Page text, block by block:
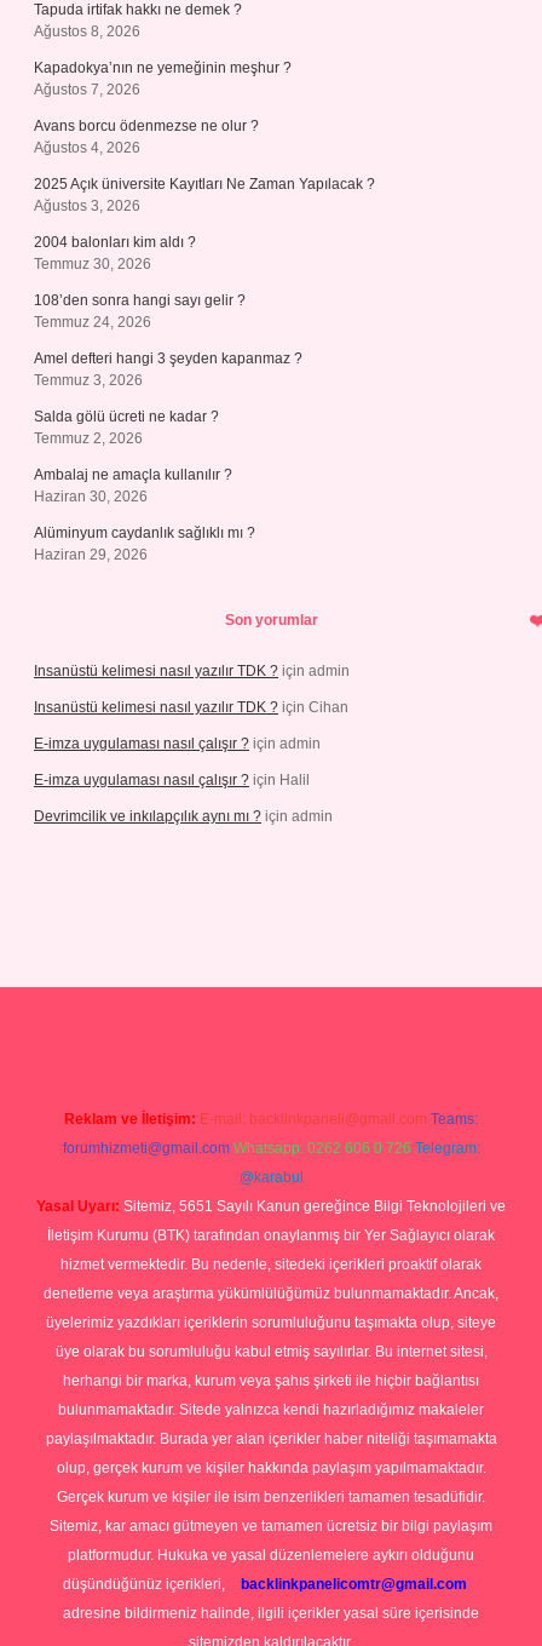
Tapuda irtifak hakkı ne demek ?
Ağustos 8, 2026
Kapadokya’nın ne yemeğinin meşhur ?
Ağustos 7, 2026
Avans borcu ödenmezse ne olur ?
Ağustos 4, 2026
2025 Açık üniversite Kayıtları Ne Zaman Yapılacak ?
Ağustos 3, 2026
2004 balonları kim aldı ?
Temmuz 30, 2026
108’den sonra hangi sayı gelir ?
Temmuz 24, 2026
Amel defteri hangi 3 şeyden kapanmaz ?
Temmuz 3, 2026
Salda gölü ücreti ne kadar ?
Temmuz 2, 2026
Ambalaj ne amaçla kullanılır ?
Haziran 30, 2026
Alüminyum caydanlık sağlıklı mı ?
Haziran 29, 2026
Son yorumlar
Insanüstü kelimesi nasıl yazılır TDK ? için admin
Insanüstü kelimesi nasıl yazılır TDK ? için Cihan
E-imza uygulaması nasıl çalışır ? için admin
E-imza uygulaması nasıl çalışır ? için Halil
Devrimcilik ve inkılapçılık aynı mı ? için admin
Reklam ve İletişim: E-mail: backlinkpaneli@gmail.com Teams:
forumhizmeti@gmail.com Whatsapp: 0262 606 0 726 Telegram:
@karabul
Yasal Uyarı: Sitemiz, 5651 Sayılı Kanun gereğince Bilgi Teknolojileri ve
İletişim Kurumu (BTK) tarafından onaylanmış bir Yer Sağlayıcı olarak
hizmet vermektedir. Bu nedenle, sitedeki içerikleri proaktif olarak
denetleme veya araştırma yükümlülüğümüz bulunmamaktadır. Ancak,
üyelerimiz yazdıkları içeriklerin sorumluluğunu taşımakta olup, siteye
üye olarak bu sorumluluğu kabul etmiş sayılırlar. Bu internet sitesi,
herhangi bir marka, kurum veya şahıs şirketi ile hiçbir bağlantısı
bulunmamaktadır. Sitede yalnızca kendi hazırladığımız makaleler
paylaşılmaktadır. Burada yer alan içerikler haber niteliği taşımamakta
olup, gerçek kurum ve kişiler hakkında paylaşım yapılmamaktadır.
Gerçek kurum ve kişiler ile isim benzerlikleri tamamen tesadüfidir.
Sitemiz, kar amacı gütmeyen ve tamamen ücretsiz bir bilgi paylaşım
platformudur. Hukuka ve yasal düzenlemelere aykırı olduğunu
düşündüğünüz içerikleri,
backlinkpanelicomtr@gmail.com
adresine bildirmeniz halinde, ilgili içerikler yasal süre içerisinde
sitemizden kaldırılacaktır.